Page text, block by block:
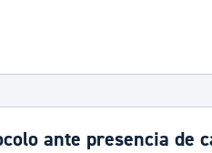
ante presencia de